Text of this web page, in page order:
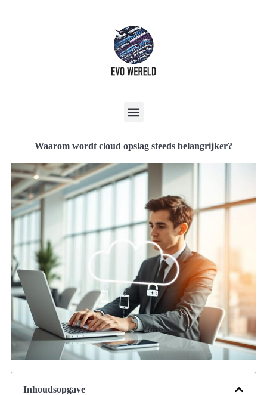
Waarom wordt cloud opslag steeds belangrijker?
Inhoudsopgave